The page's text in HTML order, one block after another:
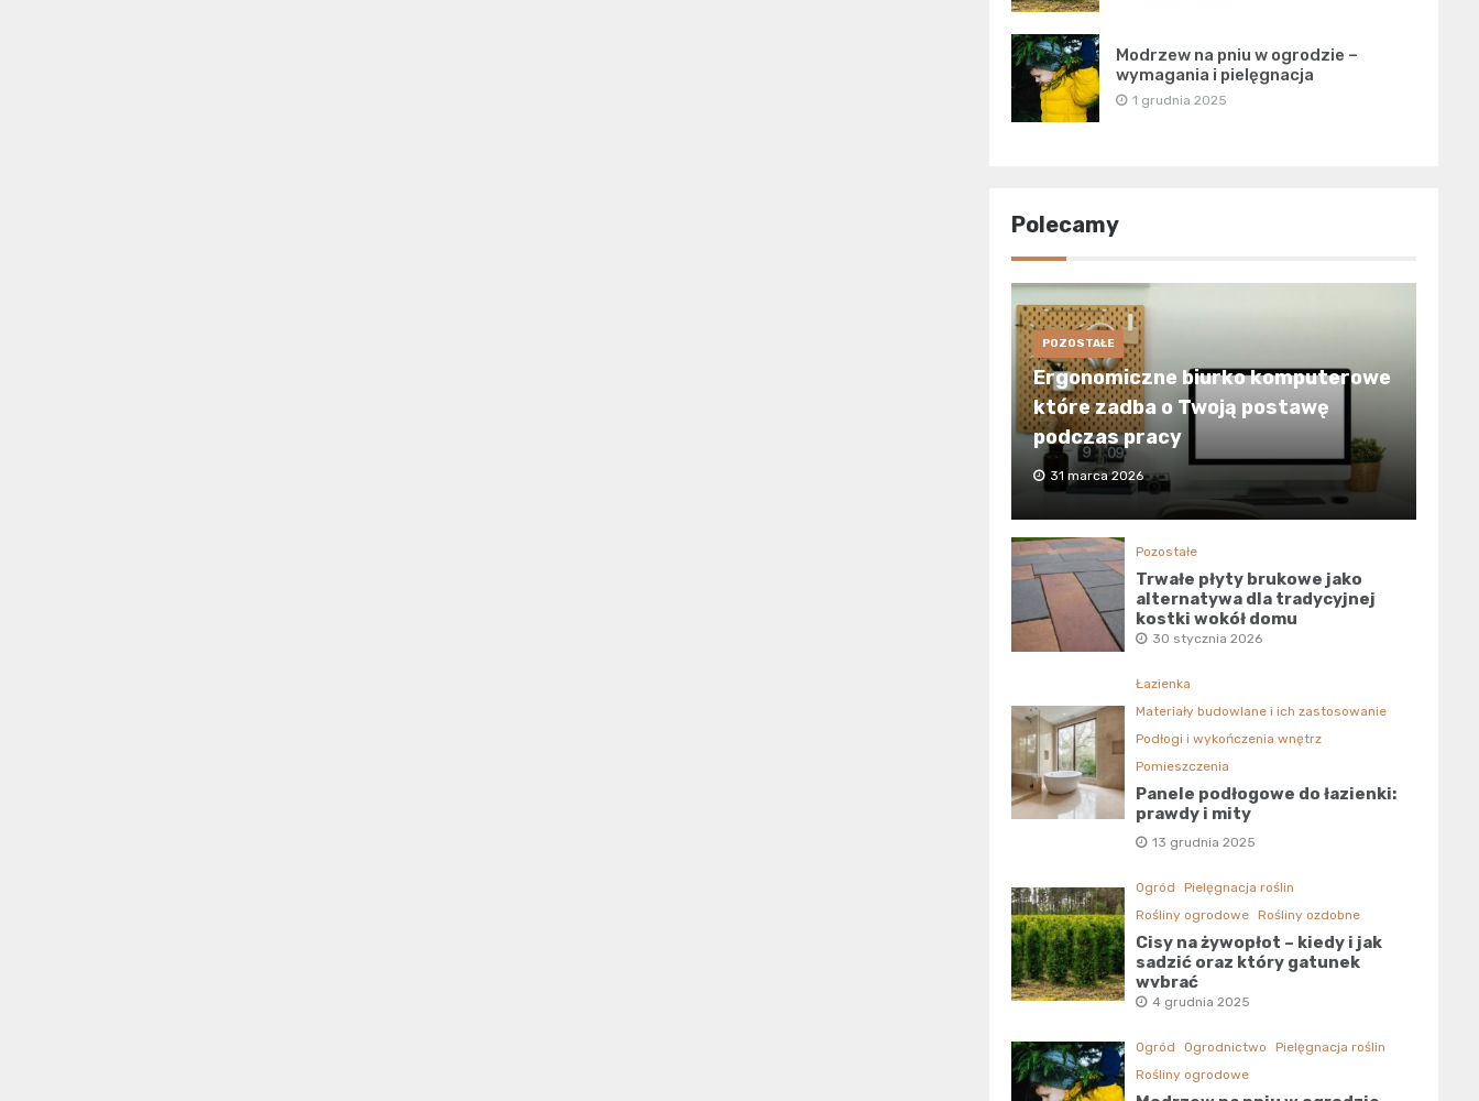
Modrzew na pniu w ogrodzie –
wymagania i pielęgnacja
1 grudnia 2025
Polecamy
POZOSTAŁE
Ergonomiczne biurko komputerowe
które zadba o Twoją postawę
podczas pracy
31 marca 2026
Pozostałe
Trwałe płyty brukowe jako
alternatywa dla tradycyjnej
kostki wokół domu
30 stycznia 2026
Łazienka
Materiały budowlane i ich zastosowanie
Podłogi i wykończenia wnętrz
Pomieszczenia
Panele podłogowe do łazienki:
prawdy i mity
13 grudnia 2025
Ogród
Pielęgnacja roślin
Rośliny ogrodowe Rośliny ozdobne
Cisy na żywopłot – kiedy i jak
sadzić oraz który gatunek
wybrać
4 grudnia 2025
Ogród Ogrodnictwo
Pielęgnacja roślin
Rośliny ogrodowe